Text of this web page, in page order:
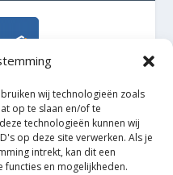
wij technologieën zoals
op te slaan en/of te
technologieën kunnen wij
op deze site verwerken. Als je
intrekt, kan dit een
en mogelijkheden.